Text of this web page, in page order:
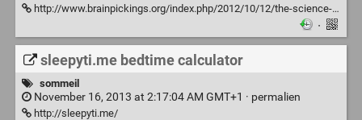
http://www.brainpickings.org/index.php/2012/10/12/the-science-of-lucid-dreaming/
·
sleepyti.me bedtime calculator
sommeil
November 16, 2013 at 2:17:04 AM GMT+1 · permalien
http://sleepyti.me/